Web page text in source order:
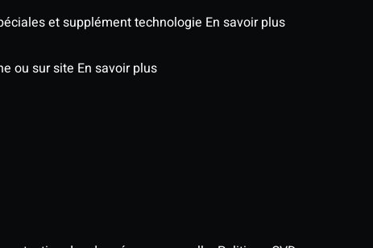
et supplément technologie En savoir plus
ou sur site En savoir plus